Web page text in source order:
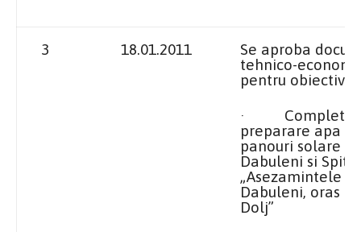
3 18.01.2011
Se aproba
tehnico-
pentru
·
preparare apa
panouri solare
Dabuleni si
„Asezamintele
Dabuleni, oras
Dolj”